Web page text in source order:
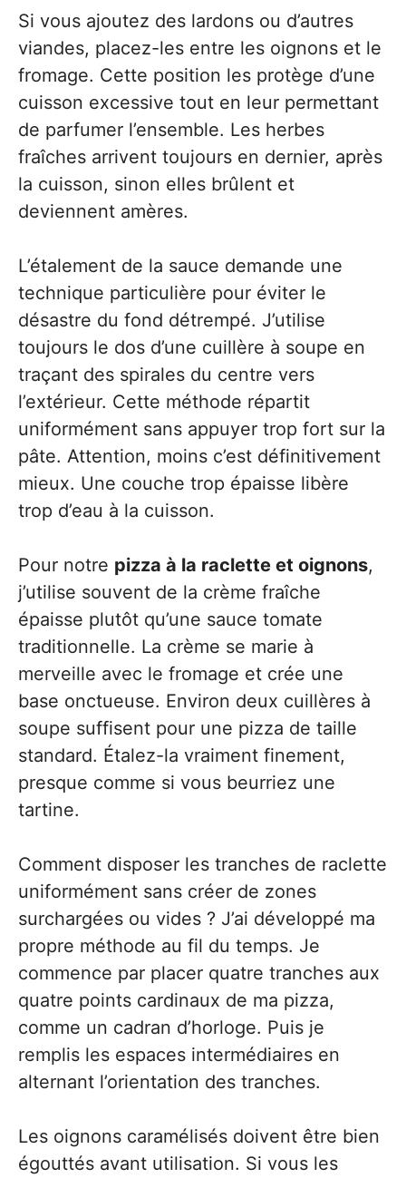
Si vous ajoutez des lardons ou d’autres
viandes, placez-les entre les oignons et le
fromage. Cette position les protège d’une
cuisson excessive tout en leur permettant
de parfumer l’ensemble. Les herbes
fraîches arrivent toujours en dernier, après
la cuisson, sinon elles brûlent et
deviennent amères.
L’étalement de la sauce demande une
technique particulière pour éviter le
désastre du fond détrempé. J’utilise
toujours le dos d’une cuillère à soupe en
traçant des spirales du centre vers
l’extérieur. Cette méthode répartit
uniformément sans appuyer trop fort sur la
pâte. Attention, moins c’est définitivement
mieux. Une couche trop épaisse libère
trop d’eau à la cuisson.
Pour notre pizza à la raclette et oignons,
j’utilise souvent de la crème fraîche
épaisse plutôt qu’une sauce tomate
traditionnelle. La crème se marie à
merveille avec le fromage et crée une
base onctueuse. Environ deux cuillères à
soupe suffisent pour une pizza de taille
standard. Étalez-la vraiment finement,
presque comme si vous beurriez une
tartine.
Comment disposer les tranches de raclette
uniformément sans créer de zones
surchargées ou vides ? J’ai développé ma
propre méthode au fil du temps. Je
commence par placer quatre tranches aux
quatre points cardinaux de ma pizza,
comme un cadran d’horloge. Puis je
remplis les espaces intermédiaires en
alternant l’orientation des tranches.
Les oignons caramélisés doivent être bien
égouttés avant utilisation. Si vous les